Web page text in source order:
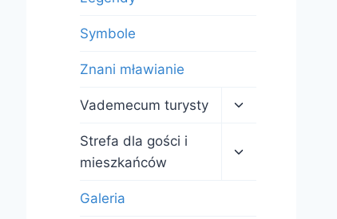
Symbole
Znani mławianie
Vademecum turysty
Przełącz
Strefa dla gości i
mieszkańców
menu
Galeria